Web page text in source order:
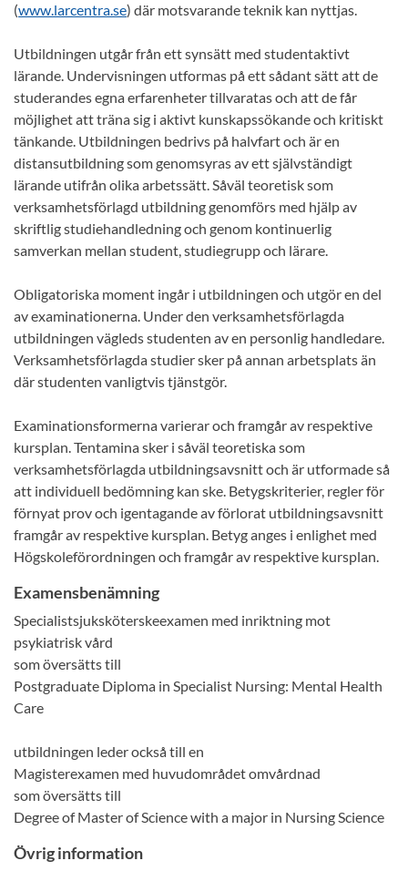
(www.larcentra.se) där motsvarande teknik kan nyttjas.
Utbildningen utgår från ett synsätt med studentaktivt
lärande. Undervisningen utformas på ett sådant sätt att de
studerandes egna erfarenheter tillvaratas och att de får
möjlighet att träna sig i aktivt kunskapssökande och kritiskt
tänkande. Utbildningen bedrivs på halvfart och är en
distansutbildning som genomsyras av ett självständigt
lärande utifrån olika arbetssätt. Såväl teoretisk som
verksamhetsförlagd utbildning genomförs med hjälp av
skriftlig studiehandledning och genom kontinuerlig
samverkan mellan student, studiegrupp och lärare.
Obligatoriska moment ingår i utbildningen och utgör en del
av examinationerna. Under den verksamhetsförlagda
utbildningen vägleds studenten av en personlig handledare.
Verksamhetsförlagda studier sker på annan arbetsplats än
där studenten vanligtvis tjänstgör.
Examinationsformerna varierar och framgår av respektive
kursplan. Tentamina sker i såväl teoretiska som
verksamhetsförlagda utbildningsavsnitt och är utformade så
att individuell bedömning kan ske. Betygskriterier, regler för
förnyat prov och igentagande av förlorat utbildningsavsnitt
framgår av respektive kursplan. Betyg anges i enlighet med
Högskoleförordningen och framgår av respektive kursplan.
Examensbenämning
Specialistsjuksköterskeexamen med inriktning mot
psykiatrisk vård
som översätts till
Postgraduate Diploma in Specialist Nursing: Mental Health
Care
utbildningen leder också till en
Magisterexamen med huvudområdet omvårdnad
som översätts till
Degree of Master of Science with a major in Nursing Science
Övrig information